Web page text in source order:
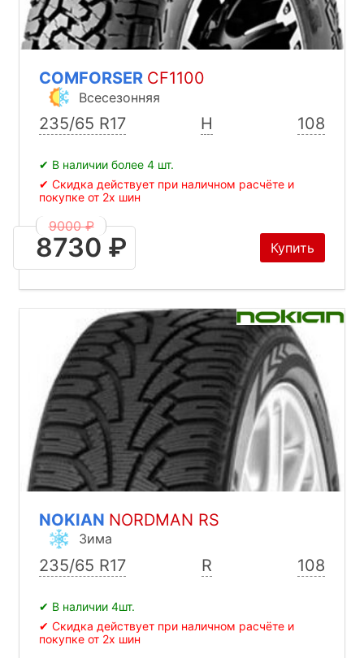
COMFORSER CF1100
Всесезонняя
235/65 R17 H 108
✔ В наличии более 4 шт.
✔ Скидка действует при наличном расчёте и
покупке от 2х шин
9000 ₽
8730 ₽ Купить
NOKIAN NORDMAN RS
Зима
235/65 R17 R 108
✔ В наличии 4шт.
✔ Скидка действует при наличном расчёте и
покупке от 2х шин